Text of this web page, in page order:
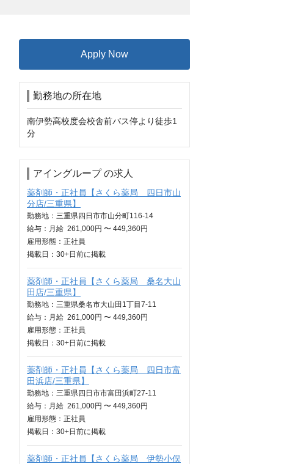
Apply Now
勤務地の所在地
南伊勢高校度会校舎前バス停より徒歩1
分
アイングループ の求人
薬剤師・正社員【さくら薬局 四日市山
分店/三重県】
勤務地：三重県四日市市山分町116-14
給与： 月給 261,000円 〜 449,360円
雇用形態：正社員
掲載日： 30+日 前に掲載
薬剤師・正社員【さくら薬局 桑名大山
田店/三重県】
勤務地：三重県桑名市大山田1丁目7-11
給与： 月給 261,000円 〜 449,360円
雇用形態：正社員
掲載日： 30+日 前に掲載
薬剤師・正社員【さくら薬局 四日市富
田浜店/三重県】
勤務地：三重県四日市市富田浜町27-11
給与： 月給 261,000円 〜 449,360円
雇用形態：正社員
掲載日： 30+日 前に掲載
薬剤師・正社員【さくら薬局 伊勢小俣